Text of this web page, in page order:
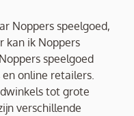
Noppers speelgoed,
kan ik Noppers
speelgoed
online retailers.
tot grote
verschillende